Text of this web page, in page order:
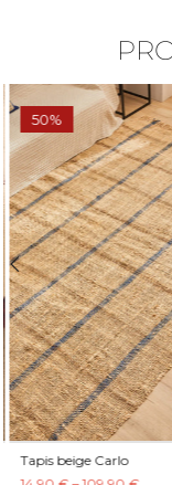
50%
Tapis beige Carlo